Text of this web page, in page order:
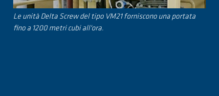
Le unità Delta Screw del tipo VM21 forniscono una portata
fino a 1200 metri cubi all'ora.